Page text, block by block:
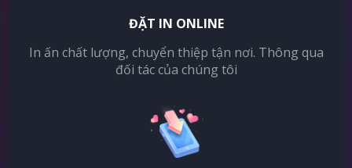
ĐẶT IN ONLINE
In ấn chất lượng, chuyển thiệp tận nơi. Thông qua
đối tác của chúng tôi